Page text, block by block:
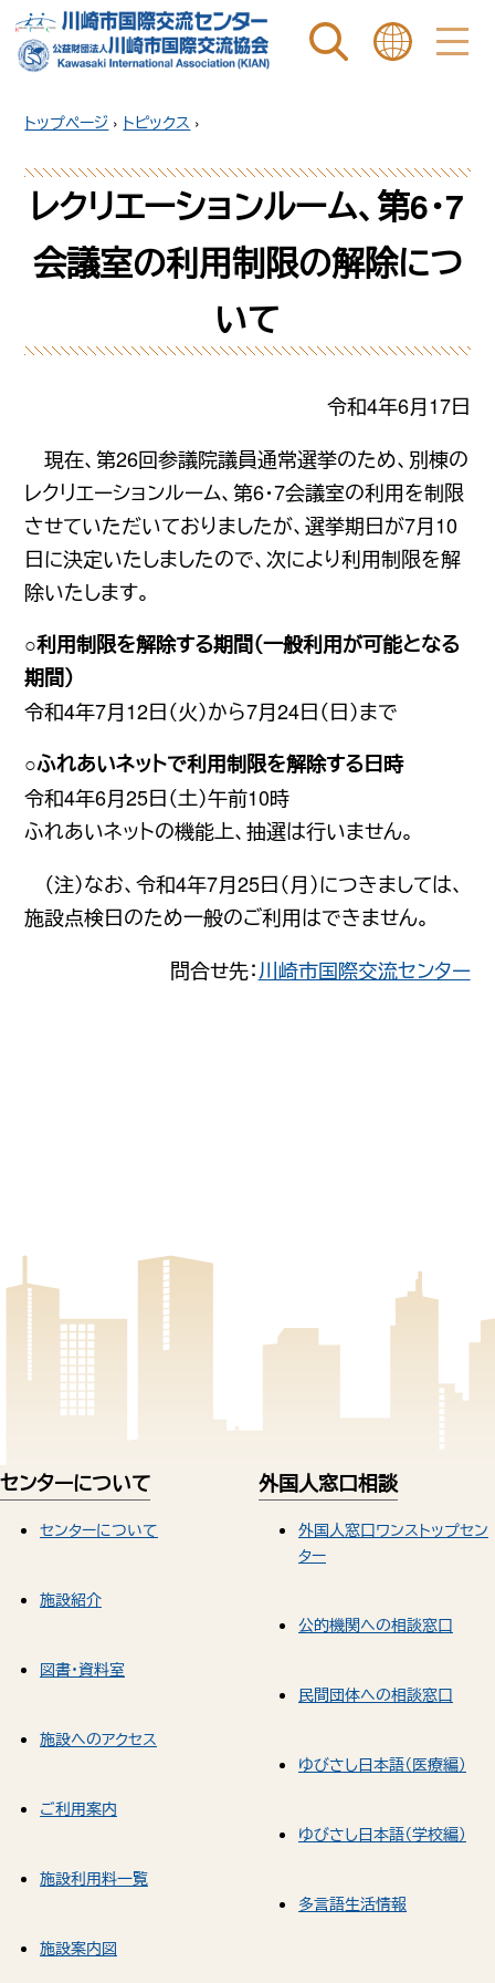
ページ内を検索
ことば
トップページ › トピックス ›
レクリエーションルーム、第6・7
会議室の利用制限の解除につ
いて
令和4年6月17日
現在、第26回参議院議員通常選挙のため、別棟の
レクリエーションルーム、第6・7会議室の利用を制限
させていただいておりましたが、選挙期日が7月10
日に決定いたしましたので、次により利用制限を解
除いたします。
利用制限を解除する期間（一般利用が可能となる
期間）
令和4年7月12日（火）から7月24日（日）まで
ふれあいネットで利用制限を解除する日時
令和4年6月25日（土）午前10時
ふれあいネットの機能上、抽選は行いません。
（注）なお、令和4年7月25日（月）につきましては、
施設点検日のため一般のご利用はできません。
問合せ先：川崎市国際交流センター
センターについて
センターについて
施設紹介
図書・資料室
施設へのアクセス
ご利用案内
施設利用料一覧
施設案内図
外国人窓口相談
外国人窓口ワンストップセン
ター
公的機関への相談窓口
民間団体への相談窓口
ゆびさし日本語（医療編）
ゆびさし日本語（学校編）
多言語生活情報